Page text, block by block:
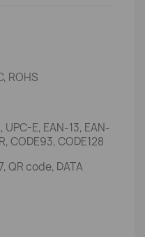
ROHS
E, EAN-13, EAN-
CODE93, CODE128
QR code, DATA